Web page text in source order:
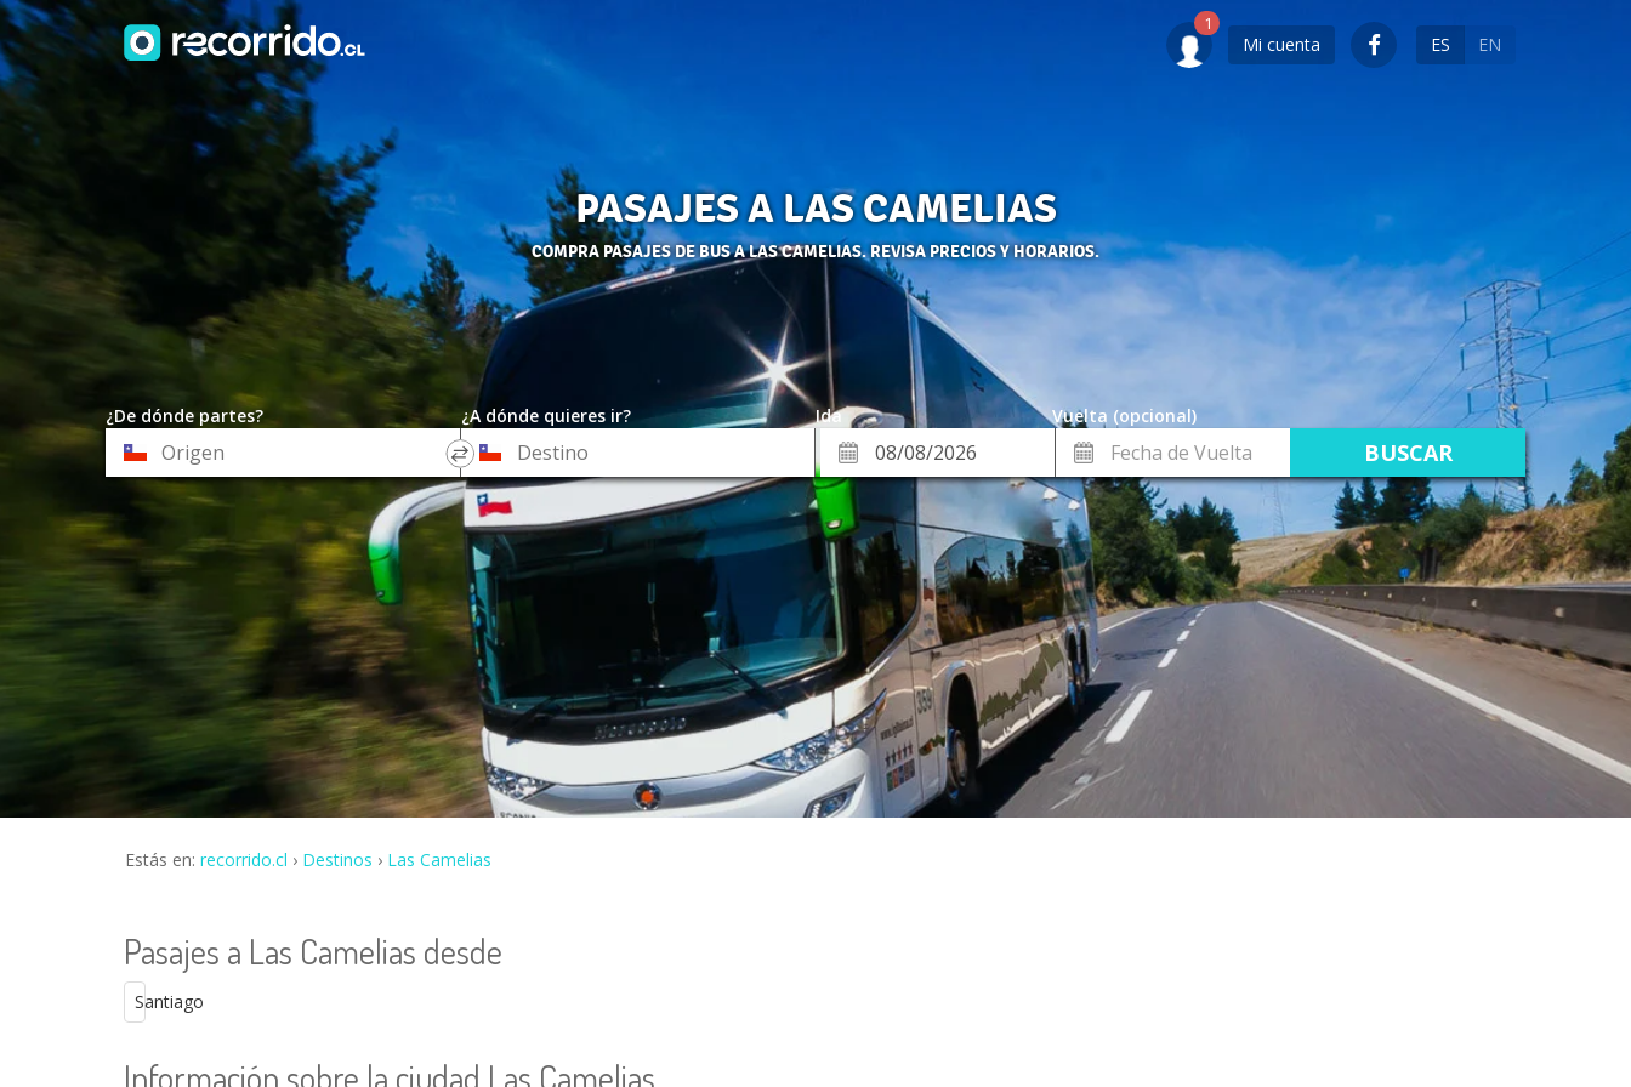
Mi cuenta ES EN
PASAJES A LAS CAMELIAS
COMPRA PASAJES DE BUS A LAS CAMELIAS. REVISA PRECIOS Y HORARIOS.
¿De dónde partes? ¿A dónde quieres ir? Ida
Vuelta (opcional)
Origen
*
Destino
Fecha
de
Ida
Fecha
de
Vuelta
Estás en: recorrido.cl Destinos Las Camelias
Pasajes a Las Camelias desde
Santiago
Información sobre la ciudad Las Camelias